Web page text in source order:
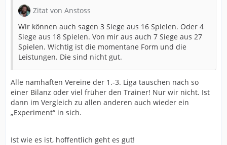
Zitat von Anstoss
Wir können auch sagen 3 Siege aus 16 Spielen. Oder 4
Siege aus 18 Spielen. Von mir aus auch 7 Siege aus 27
Spielen. Wichtig ist die momentane Form und die
Leistungen. Die sind nicht gut.
Alle namhaften Vereine der 1.-3. Liga tauschen nach so
einer Bilanz oder viel früher den Trainer! Nur wir nicht. Ist
dann im Vergleich zu allen anderen auch wieder ein
„Experiment“ in sich.
Ist wie es ist, hoffentlich geht es gut!